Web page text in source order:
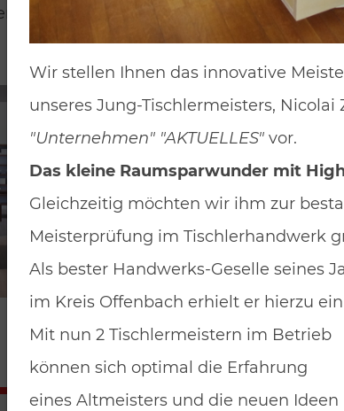
Wir planen, entwerfen und
Wir stellen Ihnen das innovative
unseres Jung-Tischlermeisters, Nicolai
"Unternehmen" "AKTUELLES" vor.
Das kleine Raumsparwunder mit
Gleichzeitig möchten wir ihm zur
Meisterprüfung im Tischlerhandwerk
Als bester Handwerks-Geselle seines
im Kreis Offenbach erhielt er hierzu
Mit nun 2 Tischlermeistern im Betrieb
können sich optimal die Erfahrung
eines Altmeisters und die neuen Ideen